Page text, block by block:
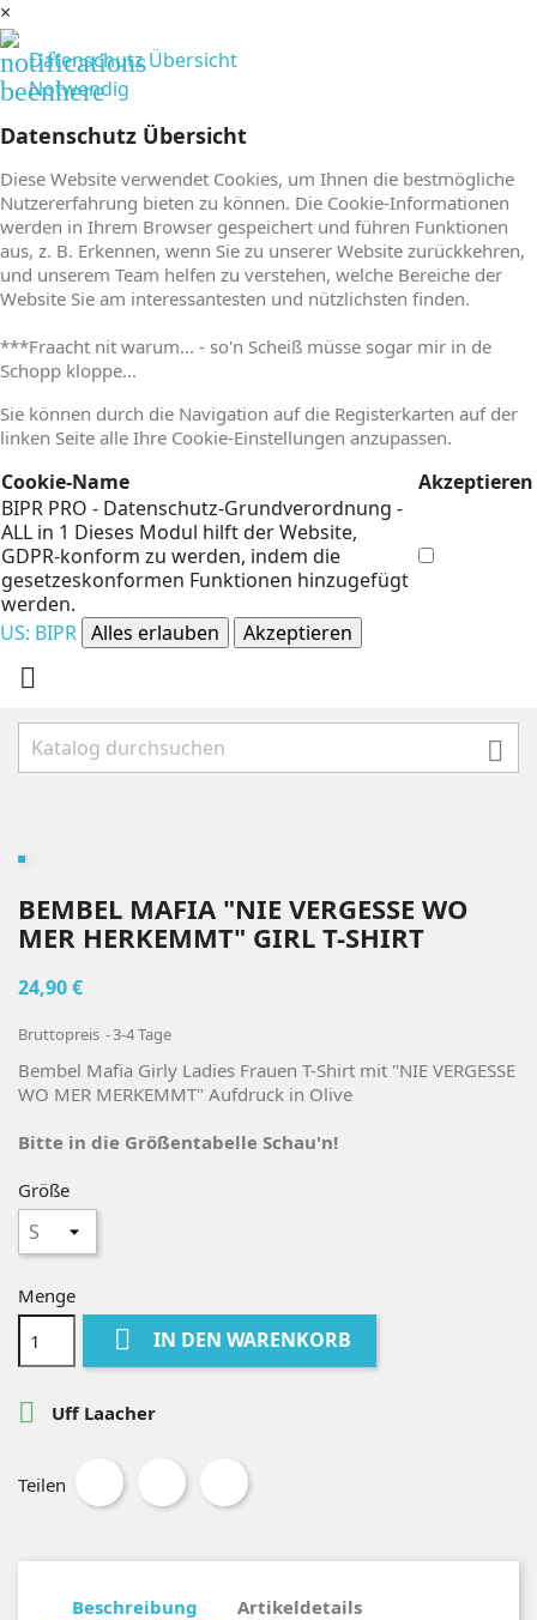
×
notifications
Datenschutz Übersicht
beenhere
Notwendig
Datenschutz Übersicht
Diese Website verwendet Cookies, um Ihnen die bestmögliche
Nutzererfahrung bieten zu können. Die Cookie-Informationen
werden in Ihrem Browser gespeichert und führen Funktionen
aus, z. B. Erkennen, wenn Sie zu unserer Website zurückkehren,
und unserem Team helfen zu verstehen, welche Bereiche der
Website Sie am interessantesten und nützlichsten finden.
***Fraacht nit warum... - so'n Scheiß müsse sogar mir in de
Schopp kloppe...
Sie können durch die Navigation auf die Registerkarten auf der
linken Seite alle Ihre Cookie-Einstellungen anzupassen.
Cookie-Name
Akzeptieren
BIPR PRO - Datenschutz-Grundverordnung -
ALL in 1 Dieses Modul hilft der Website,
GDPR-konform zu werden, indem die
gesetzeskonformen Funktionen hinzugefügt
werden.
US: BIPR Alles erlauben Akzeptieren


BEMBEL MAFIA "NIE VERGESSE WO
MER HERKEMMT" GIRL T-SHIRT
24,90 €
Bruttopreis 3-4 Tage
Bembel Mafia Girly Ladies Frauen T-Shirt mit "NIE VERGESSE
WO MER MERKEMMT" Aufdruck in Olive
Bitte in die Größentabelle Schau'n!
Größe
Menge
 IN DEN WARENKORB
 Uff Laacher
Teilen
Beschreibung Artikeldetails